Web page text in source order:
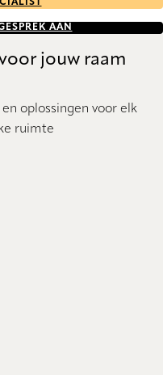
AAN
jouw raam
oplossingen voor elk
ruimte